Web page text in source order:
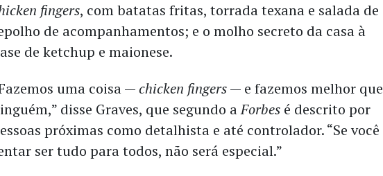
fingers, com batatas fritas, torrada texana e salada de
de acompanhamentos; e o molho secreto da casa à
de ketchup e maionese.
uma coisa —chicken fingers— e fazemos melhor que
disse Graves, que segundo aForbes é descrito por
próximas como detalhista e até controlador. “Se você
ser tudo para todos, não será especial.”